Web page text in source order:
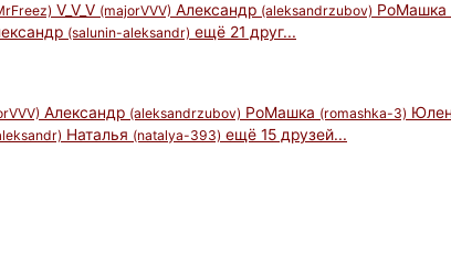
V_V_V (majorVVV) Александр (aleksandrzubov) РоМашка
(salunin-aleksandr) ещё 21 друг...
Александр (aleksandrzubov) РоМашка (romashka-3)
Наталья (natalya-393) ещё 15 друзей...